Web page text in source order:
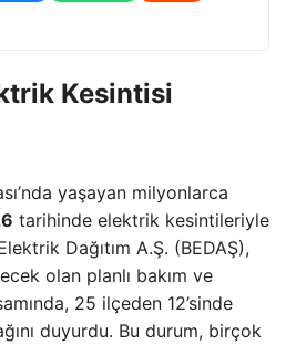
Kesintisi
yaşayan milyonlarca
tarihinde elektrik kesintileriyle
Dağıtım A.Ş. (BEDAŞ),
olan planlı bakım ve
25 ilçeden 12’sinde
duyurdu. Bu durum, birçok